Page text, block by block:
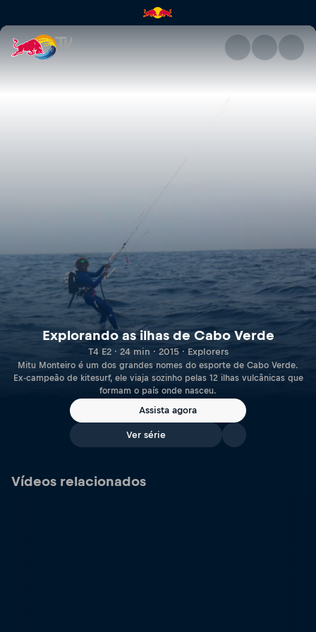
Explorando as ilhas de Cabo
Explorando as ilhas de Cabo Verde
T4 E2 · 24 min · 2015 · Explorers
Mitu Monteiro é um dos grandes nomes do esporte de Cabo Verde.
Ex-campeão de kitesurf, ele viaja sozinho pelas 12 ilhas vulcânicas que
formam o país onde nasceu.
Assista agora
Ver série
Vídeos relacionados